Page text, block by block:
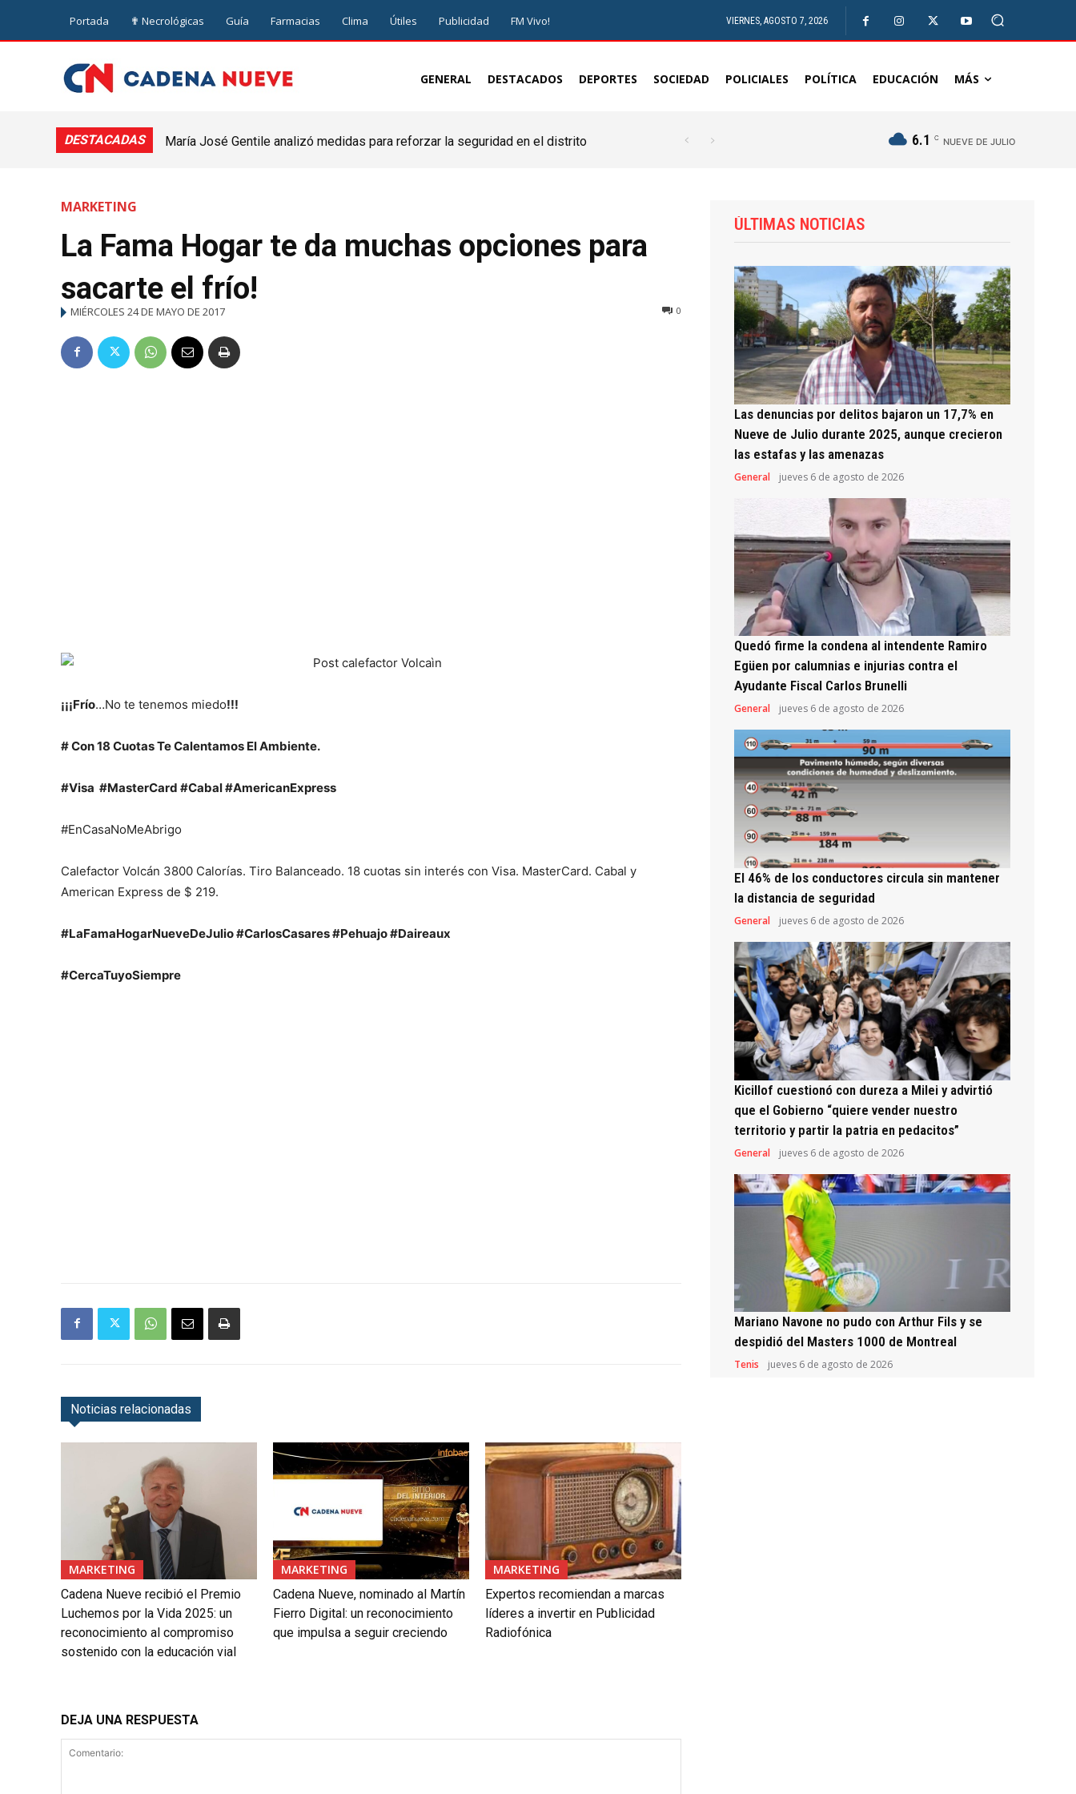
Portada ✟ Necrológicas Guía Farmacias Clima Útiles Publicidad FM Vivo! VIERNES, AGOSTO 7, 2026
GENERAL DESTACADOS DEPORTES SOCIEDAD POLICIALES POLÍTICA EDUCACIÓN MÁS
DESTACADAS
María José Gentile analizó medidas para reforzar la seguridad en el distrito
6.1 C NUEVE DE JULIO
MARKETING
La Fama Hogar te da muchas opciones para
sacarte el frío!
MIÉRCOLES 24 DE MAYO DE 2017 0
¡¡¡Frío…No te tenemos miedo!!!
# Con 18 Cuotas Te Calentamos El Ambiente.
#Visa #MasterCard #Cabal #AmericanExpress
#EnCasaNoMeAbrigo
Calefactor Volcán 3800 Calorías. Tiro Balanceado. 18 cuotas sin interés con Visa. MasterCard. Cabal y
American Express de $ 219.
#LaFamaHogarNueveDeJulio #CarlosCasares #Pehuajo #Daireaux
#CercaTuyoSiempre
Noticias relacionadas
MARKETING
Cadena Nueve recibió el Premio
Luchemos por la Vida 2025: un
reconocimiento al compromiso
sostenido con la educación vial
MARKETING
Cadena Nueve, nominado al Martín
Fierro Digital: un reconocimiento
que impulsa a seguir creciendo
MARKETING
Expertos recomiendan a marcas
líderes a invertir en Publicidad
Radiofónica
DEJA UNA RESPUESTA
ÚLTIMAS NOTICIAS
Las denuncias por delitos bajaron un 17,7% en
Nueve de Julio durante 2025, aunque crecieron
las estafas y las amenazas
General jueves 6 de agosto de 2026
Quedó firme la condena al intendente Ramiro
Egüen por calumnias e injurias contra el
Ayudante Fiscal Carlos Brunelli
General jueves 6 de agosto de 2026
El 46% de los conductores circula sin mantener
la distancia de seguridad
General jueves 6 de agosto de 2026
Kicillof cuestionó con dureza a Milei y advirtió
que el Gobierno “quiere vender nuestro
territorio y partir la patria en pedacitos”
General jueves 6 de agosto de 2026
Mariano Navone no pudo con Arthur Fils y se
despidió del Masters 1000 de Montreal
Tenis jueves 6 de agosto de 2026